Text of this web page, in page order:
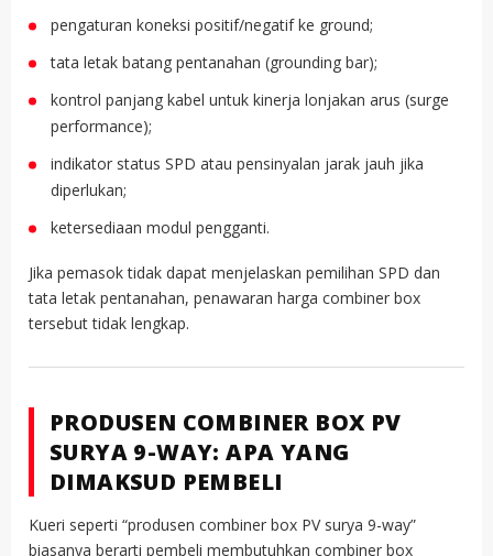
pengaturan koneksi positif/negatif ke ground;
tata letak batang pentanahan (grounding bar);
kontrol panjang kabel untuk kinerja lonjakan arus (surge
performance);
indikator status SPD atau pensinyalan jarak jauh jika
diperlukan;
ketersediaan modul pengganti.
Jika pemasok tidak dapat menjelaskan pemilihan SPD dan
tata letak pentanahan, penawaran harga combiner box
tersebut tidak lengkap.
PRODUSEN COMBINER BOX PV
SURYA 9-WAY: APA YANG
DIMAKSUD PEMBELI
Kueri seperti “produsen combiner box PV surya 9-way”
biasanya berarti pembeli membutuhkan combiner box